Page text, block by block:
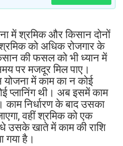
में श्रमिक और किसान दोनों
को अधिक रोजगार के
की फसल को भी ध्यान में
पर मजदूर मिल पाए।
में काम का न कोई
प्लानिंग थी। अब इसमें काम
काम निर्धारण के बाद उसका
वहीं श्रमिक को एक
उसके खाते में काम की राशि
गया है।